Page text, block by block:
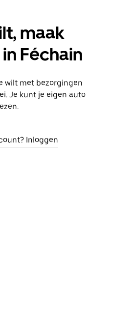
maak
Féchain
wilt met bezorgingen
Je kunt je eigen auto
Inloggen